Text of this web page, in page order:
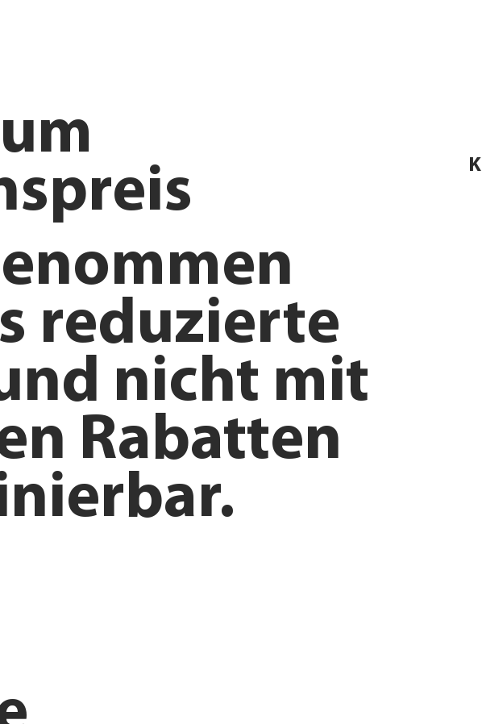
reduzierte
nicht mit
Rabatten